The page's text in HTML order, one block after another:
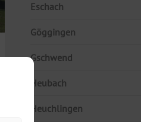
Eschach
Göggingen
Gschwend
Heubach
Heuchlingen